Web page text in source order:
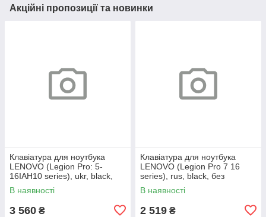
Акційні пропозиції та новинки
Клавіатура для ноутбука
LENOVO (Legion Pro: 5-
16IAH10 series), ukr, black,
без кадру, підсвічування
клавіш (RGB)
В наявності
3 560 ₴
Клавіатура для ноутбука
LENOVO (Legion Pro 7 16
series), rus, black, без
фрейма, підсвічування
клавіш (copilot)
В наявності
2 519 ₴